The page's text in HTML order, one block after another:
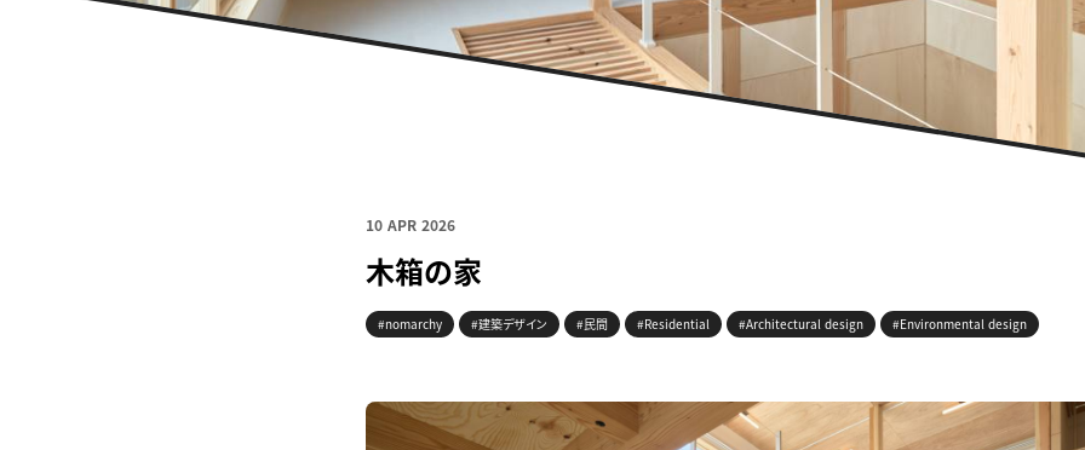
10 APR 2026
木箱の家
#nomarchy #建築デザイン #民間 #Residential #Architectural design #Environmental design